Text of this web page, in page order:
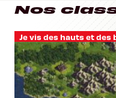
Nos
Je vis des hauts et des